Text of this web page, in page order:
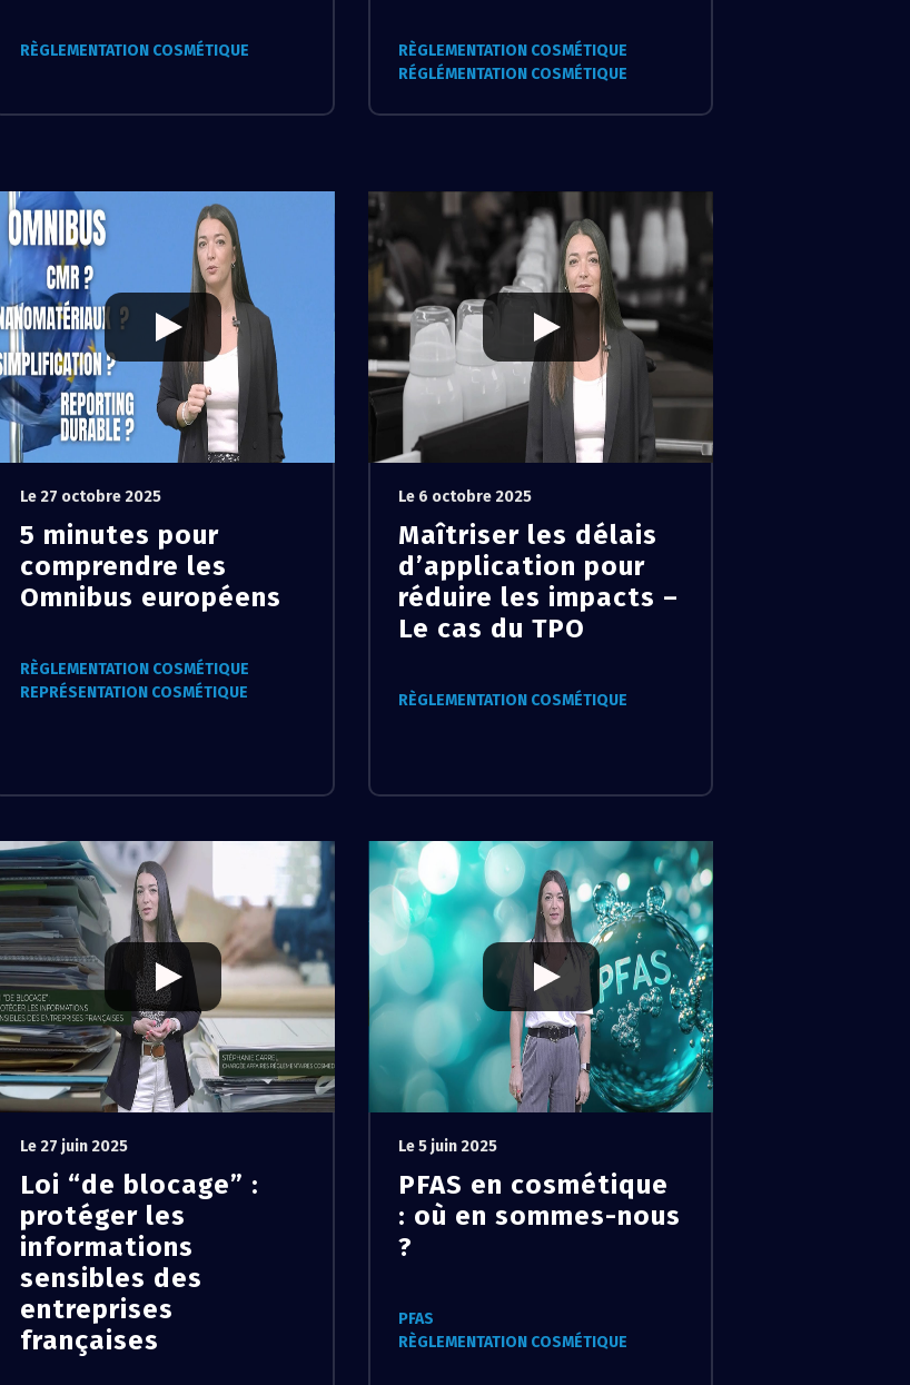
RÈGLEMENTATION COSMÉTIQUE
RÈGLEMENTATION COSMÉTIQUE
RÉGLÉMENTATION COSMÉTIQUE
Le 27 octobre 2025
5 minutes pour
comprendre les
Omnibus européens
RÈGLEMENTATION COSMÉTIQUE
REPRÉSENTATION COSMÉTIQUE
Le 6 octobre 2025
Maîtriser les délais
d’application pour
réduire les impacts –
Le cas du TPO
RÈGLEMENTATION COSMÉTIQUE
Le 27 juin 2025
Loi “de blocage” :
protéger les
informations
sensibles des
entreprises
françaises
Le 5 juin 2025
PFAS en cosmétique
: où en sommes-nous
?
PFAS
RÈGLEMENTATION COSMÉTIQUE